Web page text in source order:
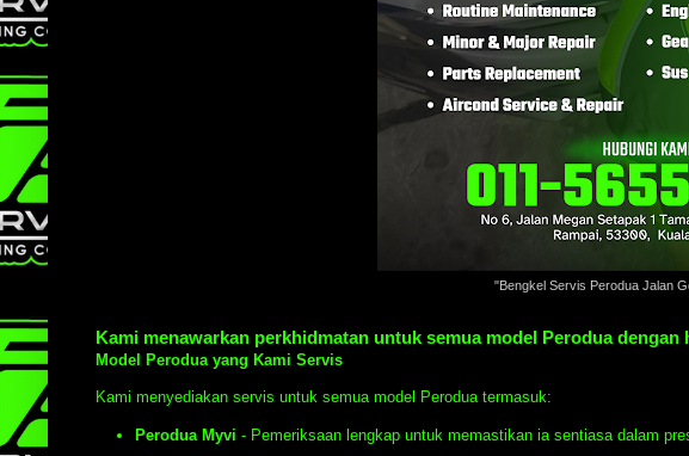
"Bengkel Servis Perodua Jalan
Kami menawarkan perkhidmatan untuk semua model Perodua dengan
Model Perodua yang Kami Servis
Kami menyediakan servis untuk semua model Perodua termasuk:
Perodua Myvi - Pemeriksaan lengkap untuk memastikan ia sentiasa dalam